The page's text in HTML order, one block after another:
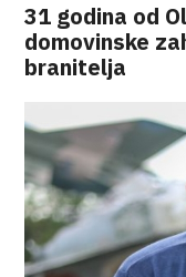
31 godina od
domovinske
branitelja